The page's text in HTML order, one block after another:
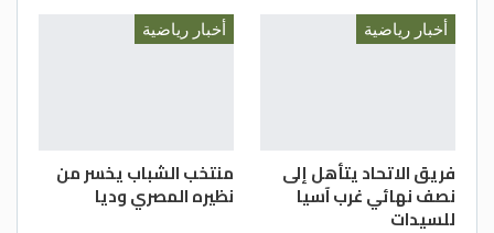
أخبار رياضية
فريق الاتحاد يتأهل إلى
نصف نهائي غرب آسيا
للسيدات
أخبار رياضية
منتخب الشباب يخسر من
نظيره المصري وديا